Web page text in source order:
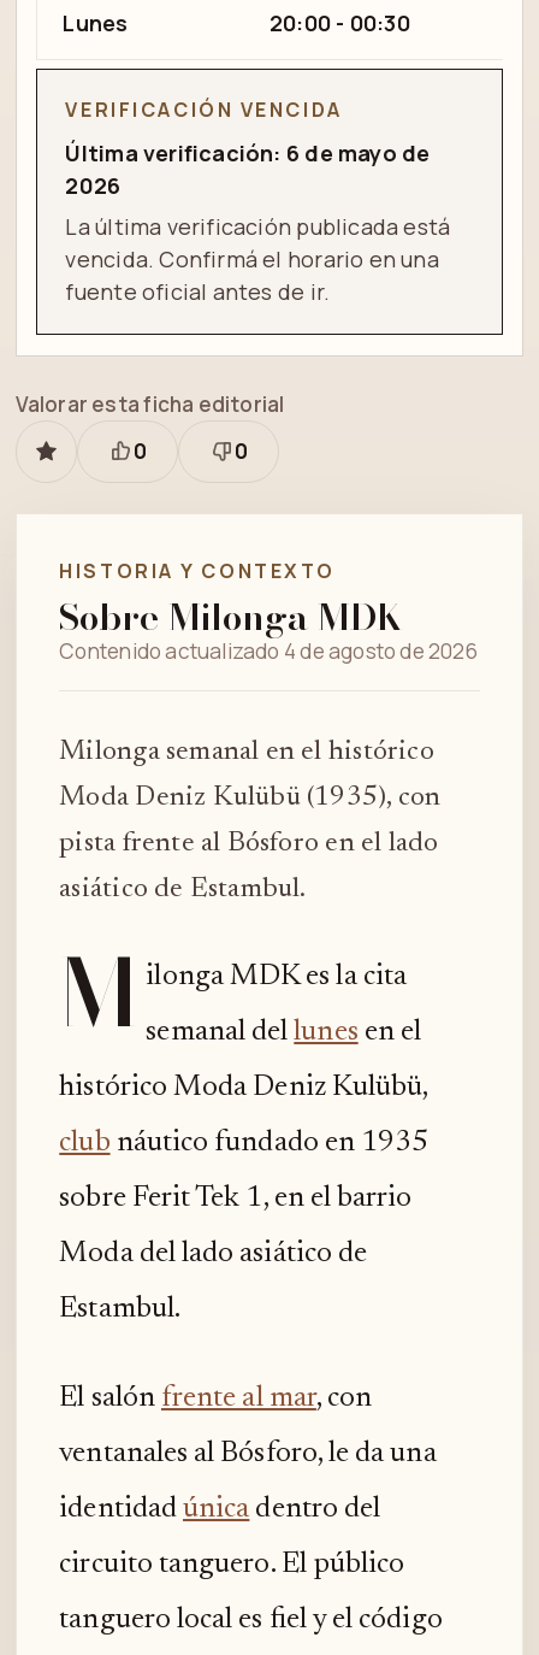
Lunes 20:00 - 00:30
VERIFICACIÓN VENCIDA
Última verificación: 6 de mayo de
2026
La última verificación publicada está
vencida. Confirmá el horario en una
fuente oficial antes de ir.
GUARDAR
Valorar esta ficha editorial
Está
0
Necesita
0
HISTORIA Y CONTEXTO
Sobre Milonga MDK
Contenido actualizado 4 de agosto de 2026
Milonga semanal en el histórico
Moda Deniz Kulübü (1935), con
pista frente al Bósforo en el lado
asiático de Estambul.
M ilonga MDK es la cita
semanal dellunes en el
histórico Moda Deniz Kulübü,
club náutico fundado en 1935
sobre Ferit Tek 1, en el barrio
Moda del lado asiático de
Estambul.
El salón frente al mar, con
ventanales al Bósforo, le da una
identidadúnica dentro del
circuito tanguero. El público
tanguero local es fiel y el código